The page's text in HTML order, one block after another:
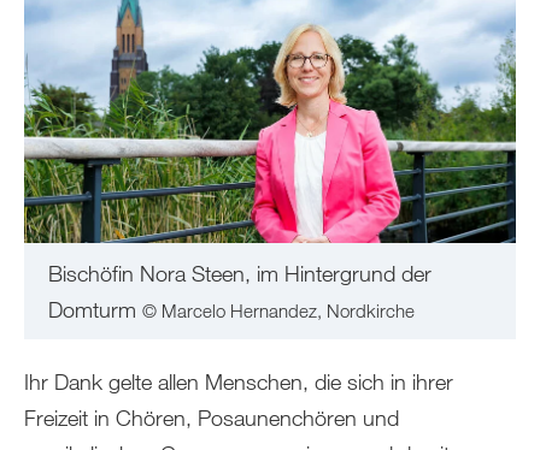
Bischöfin Nora Steen, im Hintergrund der
Domturm © Marcelo Hernandez, Nordkirche
Ihr Dank gelte allen Menschen, die sich in ihrer
Freizeit in Chören, Posaunenchören und